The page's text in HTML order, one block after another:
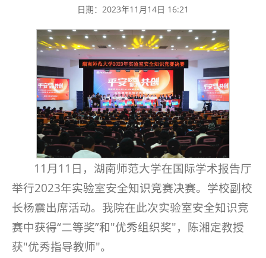
日期：2023年11月14日 16:21
11月11日，湖南师范大学在国际学术报告厅
举行2023年实验室安全知识竞赛决赛。学校副校
长杨震出席活动。我院在此次实验室安全知识竞
赛中获得“二等奖”和"优秀组织奖"，陈湘定教授
获"优秀指导教师"。